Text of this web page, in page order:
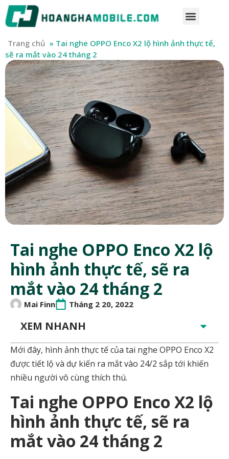
Trang chủ » Tai nghe OPPO Enco X2 lộ hình ảnh thực tế,
sẽ ra mắt vào 24 tháng 2
Tai nghe OPPO Enco X2 lộ
hình ảnh thực tế, sẽ ra
mắt vào 24 tháng 2
Mai Finn Tháng 2 20, 2022
XEM NHANH
Mới đây, hình ảnh thực tế của tai nghe OPPO Enco X2
được tiết lộ và dự kiến ra mắt vào 24/2 sắp tới khiến
nhiều người vô cùng thích thú.
Tai nghe OPPO Enco X2 lộ
hình ảnh thực tế, sẽ ra
mắt vào 24 tháng 2